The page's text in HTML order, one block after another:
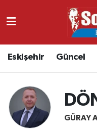
Eskişehir Güncel
GÜRAY
Ekonomi
Güncel
Nöbetçi
Namaz Vakitleri
Trafik Durumu